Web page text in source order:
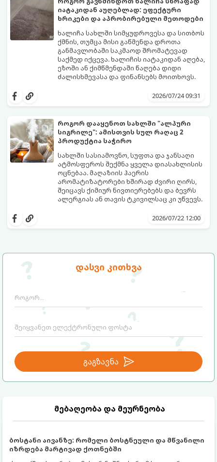
დასვი კითხვა
გაგზავნა
მებაღეობა და მეურნეობა
ბოსტანი აივანზე: რომელი ბოსტნეული და მწვანილი
იზრდება მარტივად ქოთნებში
ტექნიკის გარეშეც.
გთავაზობთ 10 საუკეთესო და
ხელმისაწვდომ მეთოდს:
იატაკიდან აუღებლად: ეფექტური
ხრიკები და აპრობირებული მეთოდები
ხალიჩა სახლში სიმყუდროვესა და სითბოს
ქმნის, თუმცა მისი გაწმენდა დროთა
განმავლობაში საკმაოდ შრომატევად
საქმედ იქცევა. ხალიჩის იატაკიდან აღება,
ეზოში ან ქიმწმენდაში წაღება დიდი
ძალისხმევასა და ფინანსებს მოითხოვს.
ეფექტური, ბიუჯეტური და აპრობირებული
ლაქების ამოყვანასა და პირვანდელი
სიახლის დაბრუნებას.
2026/07/24 09:31
როგორ დააყენოთ სახლში "ალპური
სიგრილე": ამისთვის სულ რაღაც 2
პროდუქტია საჭირო
სახლში სასიამოვნო, სუფთა და ჯანსაღი
ატმოსფეროს შექმნა ყველა დიასახლისის
ოცნებაა. მაღაზიის ჰაერის
არომატიზატორები ხშირად ძვირი ღირს,
შეიცავს ქიმიურ ნივთიერებებს და ბევრს
ალერგიას ან თავის ტკივილსაც კი უწვევს.
სიგრილისა“ და სიახლის ეფექტის მიღწევა
ინგრედიენტი დაგჭირდებათ, რომლებიც
2026/07/22 12:00